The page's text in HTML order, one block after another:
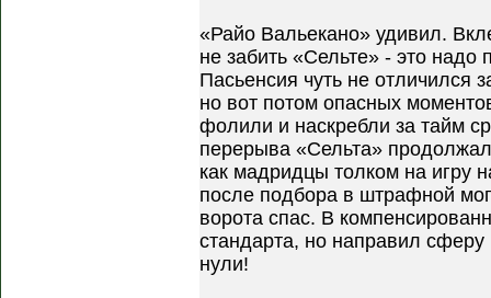
«Райо Вальекано» удивил.
не забить «Сельте» - это надо
Пасьенсия чуть не отличился
но вот потом опасных
фолили и наскребли за тайм
перерыва «Сельта»
как мадридцы толком на игру
после подбора в штрафной
ворота спас. В
стандарта, но направил
нули!